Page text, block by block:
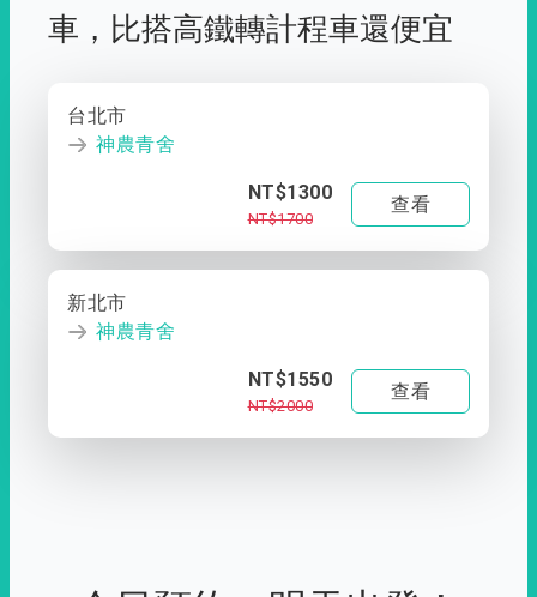
車， 比搭高鐵轉計程車還便宜
台北市
神農青舍
NT$1300
NT$1700
查看
新北市
神農青舍
NT$1550
NT$2000
查看